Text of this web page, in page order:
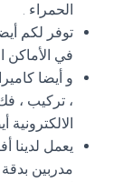
الحمراء .
توفر لكم
في
و أيضا
، تركيب ،
الالكترونية
يعمل
مدربين